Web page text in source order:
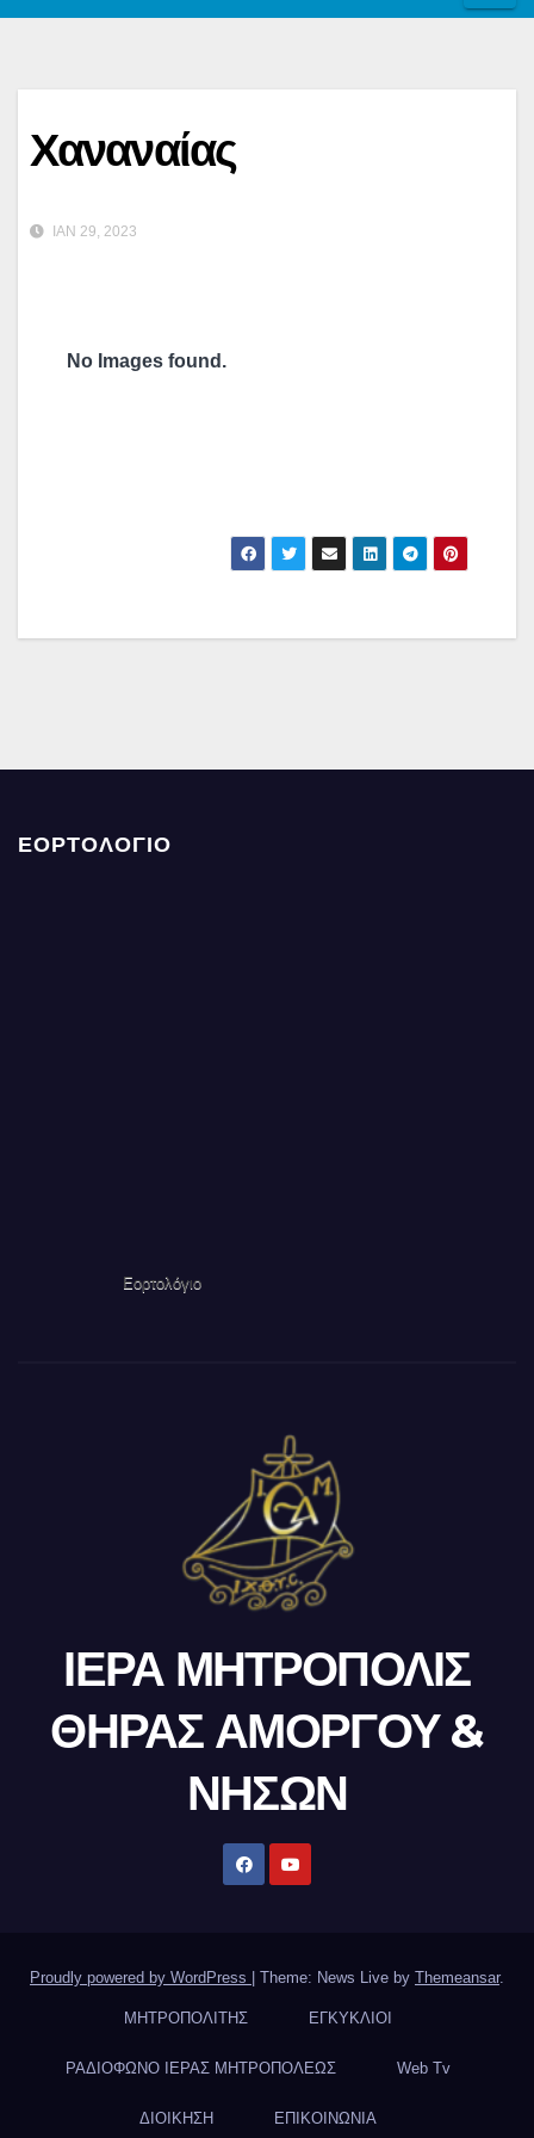
Χαναναίας
ΙΑΝ 29, 2023
No Images found.
ΕΟΡΤΟΛΟΓΙΟ
Εορτολόγιο
ΙΕΡΑ ΜΗΤΡΟΠΟΛΙΣ
ΘΗΡΑΣ ΑΜΟΡΓΟΥ &
ΝΗΣΩΝ
Proudly powered by WordPress Theme: News Live by Themeansar.
ΜΗΤΡΟΠΟΛΙΤΗΣ ΕΓΚΥΚΛΙΟΙ
ΡΑΔΙΟΦΩΝΟ ΙΕΡΑΣ ΜΗΤΡΟΠΟΛΕΩΣ Web Tv
ΔΙΟΙΚΗΣΗ ΕΠΙΚΟΙΝΩΝΙΑ